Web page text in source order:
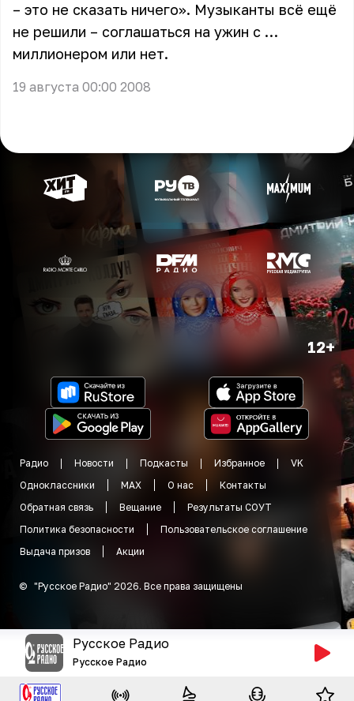
– это не сказать ничего». Музыканты всё ещё
не решили – соглашаться на ужин с …
миллионером или нет.
19 августа 00:00 2008
12+
Радио Новости Подкасты Избранное
VK
Одноклассники
MAX О нас
Контакты
Обратная связь
Вещание
Результаты СОУТ
Политика безопасности
Пользовательское соглашение
Выдача призов
Акции
© "Русское Радио" 2026. Все права защищены
Русское Радио
Русское Радио